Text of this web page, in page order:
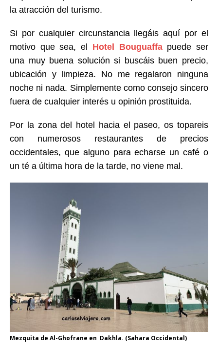
la atracción del turismo.
Si por cualquier circunstancia llegáis aquí por el
motivo que sea, el Hotel Bouguaffapuede ser
una muy buena solución si buscáis buen precio,
ubicación y limpieza. No me regalaron ninguna
noche ni nada. Simplemente como consejo sincero
fuera de cualquier interés u opinión prostituida.
Por la zona del hotel hacia el paseo, os topareis
con numerosos restaurantes de precios
occidentales, que alguno para echarse un café o
un té a última hora de la tarde, no viene mal.
Mezquita de Al-Ghofrane en Dakhla. (Sahara Occidental)